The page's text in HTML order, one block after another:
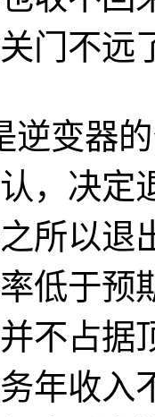
门不远
变器的
，决
所以退
低于预
不占据
年收入